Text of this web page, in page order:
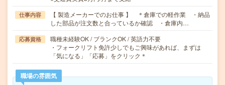
仕事内容
【 製造メーカーでのお仕事 】 ＊倉庫での軽作業 ・納品
した部品が注文数と合っているか確認 ・倉庫内…
応募資格
職種未経験OK / ブランクOK / 英語力不要
・フォークリフト免許少しでもご興味があれば、まずは
「気になる」「応募」をクリック＊
職場の雰囲気